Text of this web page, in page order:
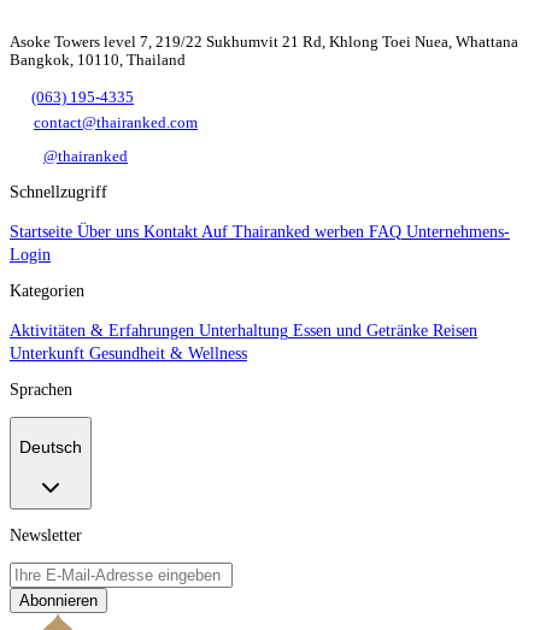
Asoke Towers level 7, 219/22 Sukhumvit 21 Rd, Khlong Toei Nuea, Whattana
Bangkok, 10110, Thailand
(063) 195-4335
contact@thairanked.com
@thairanked
Schnellzugriff
Startseite Über uns Kontakt Auf Thairanked werben FAQ Unternehmens-
Login
Kategorien
Aktivitäten & Erfahrungen Unterhaltung Essen und Getränke Reisen
Unterkunft Gesundheit & Wellness
Sprachen
Deutsch
Newsletter
Abonnieren